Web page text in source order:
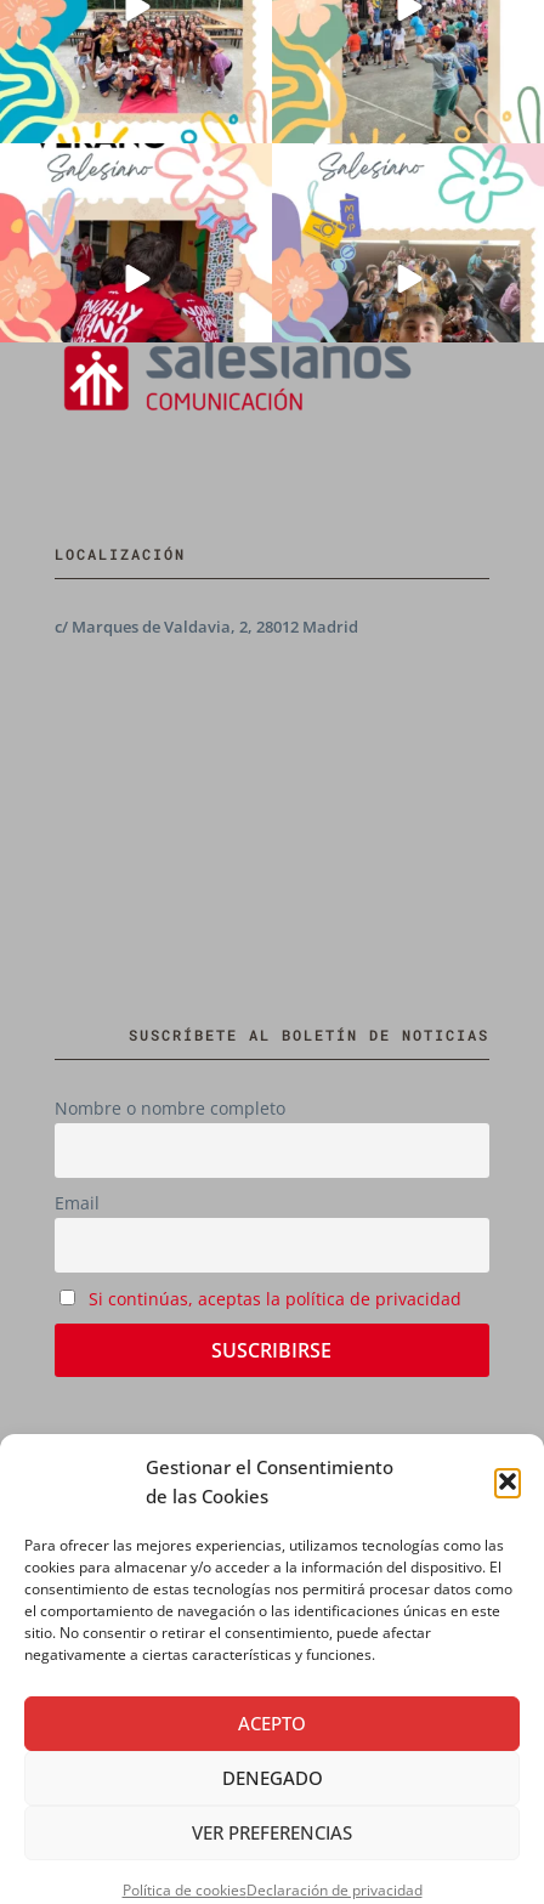
Gestionar el Consentimiento
de las Cookies
Para ofrecer las mejores experiencias, utilizamos tecnologías como las
cookies para almacenar y/o acceder a la información del dispositivo. El
consentimiento de estas tecnologías nos permitirá procesar datos como
el comportamiento de navegación o las identificaciones únicas en este
sitio. No consentir o retirar el consentimiento, puede afectar
negativamente a ciertas características y funciones.
ACEPTO
DENEGADO
VER PREFERENCIAS
Política de cookiesDeclaración de privacidad
No hay verano sin que sea Salesiano ❤️
💫 en Luz 4
...
0
viviendo la alegría en el campamento
...
LOCALIZACIÓN
c/ Marques de Valdavia, 2, 28012 Madrid
SUSCRÍBETE AL BOLETÍN DE NOTICIAS
Nombre o nombre completo
Email
Si continúas, aceptas la política de privacidad
AVISO LEGAL|POLÍTICA DE PRIVACIDAD|
POLÍTICA DE COOKIES
Copyright © 2026 SALESIANOS